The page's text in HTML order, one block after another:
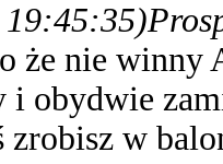
19:45:35)
że nie winny
obydwie
w